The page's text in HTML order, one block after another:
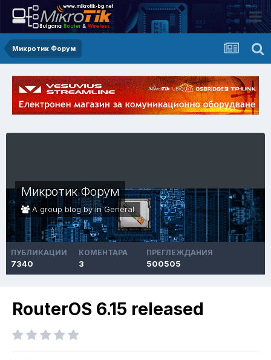
Микротик Форум
Микротик Форум
A group blog by inGeneral
ПУБЛИКАЦИИ
7340
КОМЕНТАРА
3
ПРЕГЛЕЖДАНИЯ
500505
RouterOS 6.15 released